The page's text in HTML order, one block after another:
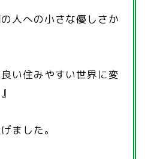
人への小さな優しさか
い住みやすい世界に変
ました。